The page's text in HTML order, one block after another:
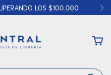
LOS $100.000